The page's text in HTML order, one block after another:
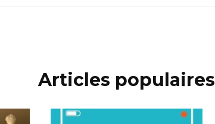
Articles populaires